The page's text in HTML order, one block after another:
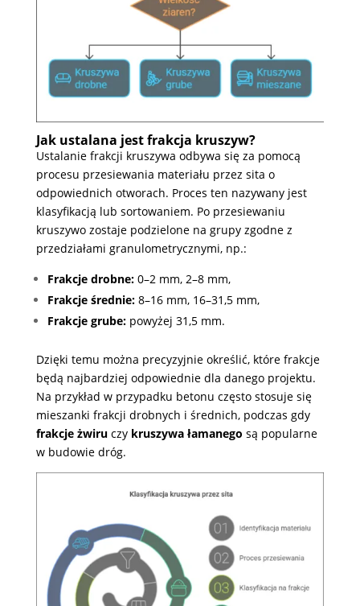
Jak ustalana jest frakcja kruszyw?
Ustalanie frakcji kruszywa odbywa się za pomocą
procesu przesiewania materiału przez sita o
odpowiednich otworach. Proces ten nazywany jest
klasyfikacją lub sortowaniem. Po przesiewaniu
kruszywo zostaje podzielone na grupy zgodne z
przedziałami granulometrycznymi, np.:
Frakcje drobne:0–2 mm, 2–8 mm,
Frakcje średnie:8–16 mm, 16–31,5 mm,
Frakcje grube:powyżej 31,5 mm.
Dzięki temu można precyzyjnie określić, które frakcje
będą najbardziej odpowiednie dla danego projektu.
Na przykład w przypadku betonu często stosuje się
mieszanki frakcji drobnych i średnich, podczas gdy
frakcje żwiruczy kruszywa łamanego są popularne
w budowie dróg.